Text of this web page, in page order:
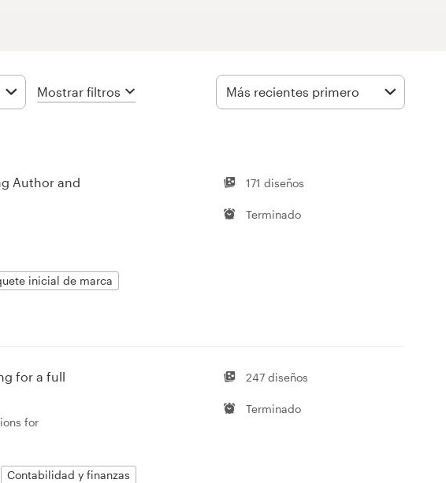
Mostrar filtros Más recientes primero
Author and
inicial de marca
171 diseños
Terminado
for a full
for
Contabilidad y finanzas
247 diseños
Terminado